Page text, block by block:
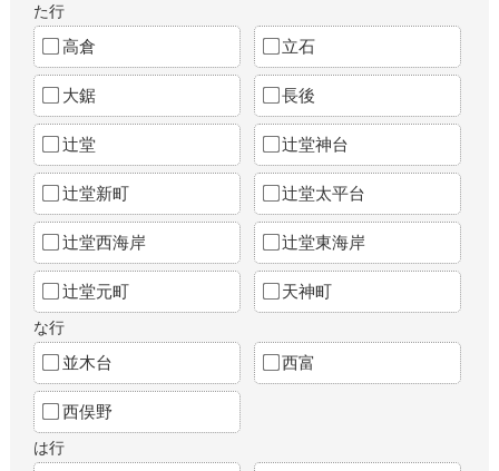
た行
高倉 立石
大鋸 長後
辻堂 辻堂神台
辻堂新町 辻堂太平台
辻堂西海岸 辻堂東海岸
辻堂元町 天神町
な行
並木台 西富
西俣野
は行